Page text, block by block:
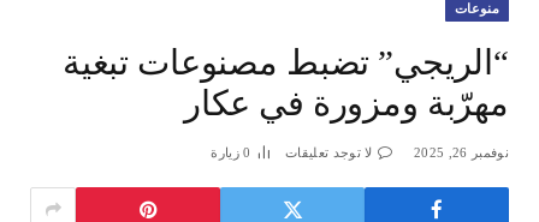
منوعات
“الريجي” تضبط مصنوعات تبغية
مهرّبة ومزورة في عكار
نوفمبر 26, 2025 لا توجد تعليقات 0 زيارة